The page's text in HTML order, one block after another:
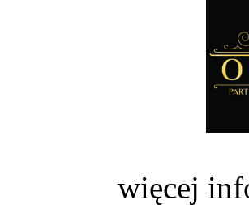
więcej